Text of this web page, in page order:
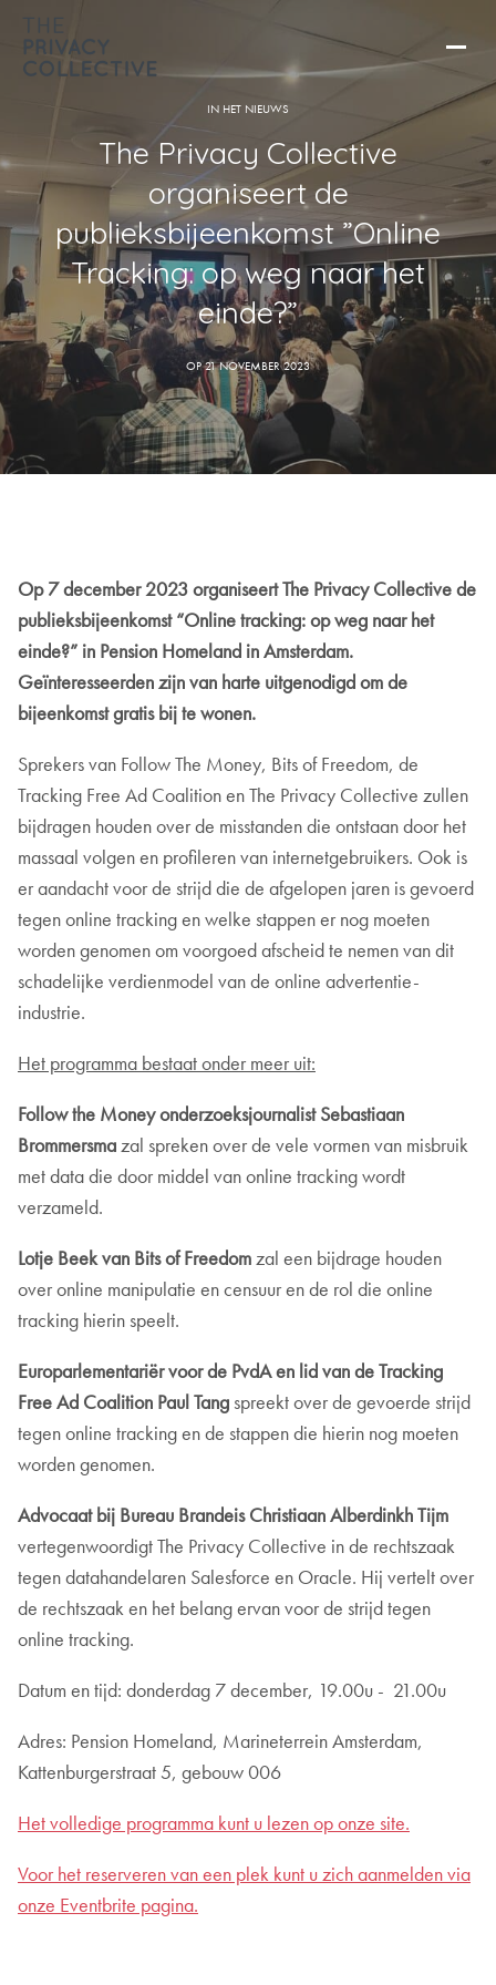
IN HET NIEUWS
The Privacy Collective
organiseert de
publieksbijeenkomst ”Online
Tracking: op weg naar het
einde?”
OP 21 NOVEMBER 2023
Op 7 december 2023 organiseert The Privacy Collective de
publieksbijeenkomst “Online tracking: op weg naar het
einde?” in Pension Homeland in Amsterdam.
Geïnteresseerden zijn van harte uitgenodigd om de
bijeenkomst gratis bij te wonen.
Sprekers van Follow The Money, Bits of Freedom, de
Tracking Free Ad Coalition en The Privacy Collective zullen
bijdragen houden over de misstanden die ontstaan door het
massaal volgen en profileren van internetgebruikers. Ook is
er aandacht voor de strijd die de afgelopen jaren is gevoerd
tegen online tracking en welke stappen er nog moeten
worden genomen om voorgoed afscheid te nemen van dit
schadelijke verdienmodel van de online advertentie-
industrie.
Het programma bestaat onder meer uit:
Follow the Money onderzoeksjournalist Sebastiaan
Brommersmazal spreken over de vele vormen van misbruik
met data die door middel van online tracking wordt
verzameld.
Lotje Beek van Bits of Freedomzal een bijdrage houden
over online manipulatie en censuur en de rol die online
tracking hierin speelt.
Europarlementariër voor de PvdA en lid van de Tracking
Free Ad Coalition Paul Tangspreekt over de gevoerde strijd
tegen online tracking en de stappen die hierin nog moeten
worden genomen.
Advocaat bij Bureau Brandeis Christiaan Alberdinkh Tijm
vertegenwoordigt The Privacy Collective in de rechtszaak
tegen datahandelaren Salesforce en Oracle. Hij vertelt over
de rechtszaak en het belang ervan voor de strijd tegen
online tracking.
Datum en tijd: donderdag 7 december, 19.00u - 21.00u
Adres: Pension Homeland, Marineterrein Amsterdam,
Kattenburgerstraat 5, gebouw 006
Het volledige programma kunt u lezen op onze site.
Voor het reserveren van een plek kunt u zich aanmelden via
onze Eventbrite pagina.